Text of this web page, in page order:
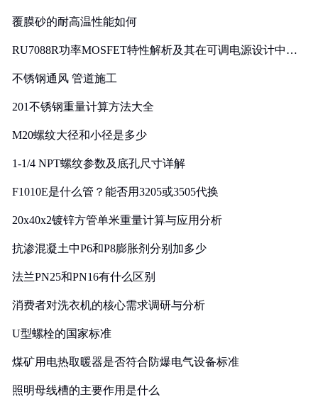
覆膜砂的耐高温性能如何
RU7088R功率MOSFET特性解析及其在可调电源设计中的
不锈钢通风 管道施工
201不锈钢重量计算方法大全
M20螺纹大径和小径是多少
1-1/4 NPT螺纹参数及底孔尺寸详解
F1010E是什么管？能否用3205或3505代换
20x40x2镀锌方管单米重量计算与应用分析
抗渗混凝土中P6和P8膨胀剂分别加多少
法兰PN25和PN16有什么区别
消费者对洗衣机的核心需求调研与分析
U型螺栓的国家标准
煤矿用电热取暖器是否符合防爆电气设备标准
照明母线槽的主要作用是什么